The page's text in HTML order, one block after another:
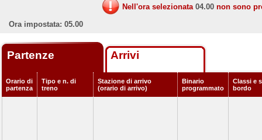
Nell'ora selezionata 04.00 non sono
Ora impostata: 05.00
Partenze Arrivi
Orario di
partenza
Tipo e n. di
treno
Stazione di arrivo
(orario di arrivo)
Binario
programmato
Classi e
bordo